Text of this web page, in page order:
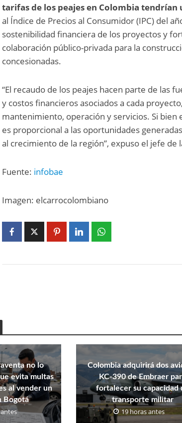
tarifas de los peajes en Colombia tendrían
al Índice de Precios al Consumidor (IPC) del
sostenibilidad financiera de los proyectos y
colaboración público-privada para la
concesionadas.
“El recaudo de los peajes hacen parte de las
y costos financieros asociados a cada
mantenimiento, operación y servicios. Si bien
es proporcional a las oportunidades
al crecimiento de la región”, expuso el jefe de
Fuente: infobae
Imagen: elcarrocolombiano
no lo
evita multas
al vender un
Bogotá
Colombia adquirirá dos
KC-390 de Embraer
fortalecer su capacidad
transporte militar
19 horas antes